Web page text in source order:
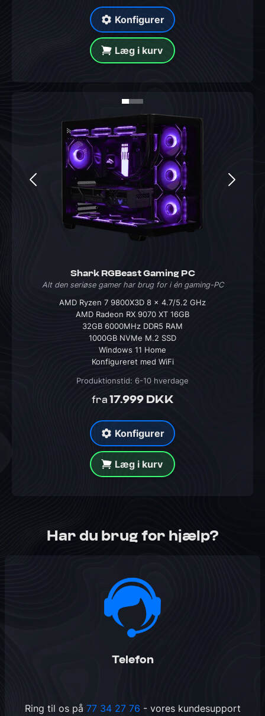
Konfigurer
Læg i kurv
Shark RGBeast Gaming PC
Alt den seriøse gamer har brug for i én gaming-PC
AMD Ryzen 7 9800X3D 8 x 4.7/5.2 GHz
AMD Radeon RX 9070 XT 16GB
32GB 6000MHz DDR5 RAM
1000GB NVMe M.2 SSD
Windows 11 Home
Konfigureret med WiFi
fra 17.999 DKK
Produktionstid: 6-10 hverdage
Konfigurer
Læg i kurv
Har du brug for hjælp?
Telefon
Ring til os på 77 34 27 76 - vores kundesupport